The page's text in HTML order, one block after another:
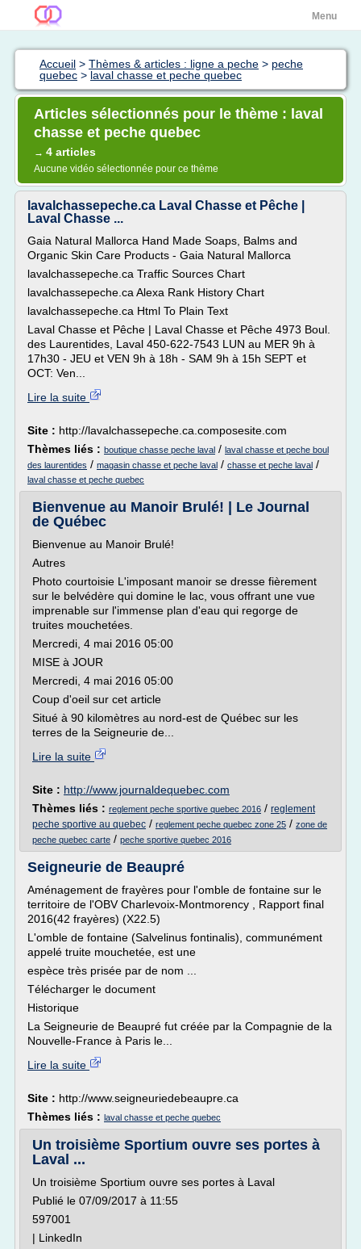
Menu
Accueil > Thèmes & articles : ligne a peche > peche
quebec > laval chasse et peche quebec
Articles sélectionnés pour le thème : laval
chasse et peche quebec
→ 4 articles
Aucune vidéo sélectionnée pour ce thème
lavalchassepeche.ca Laval Chasse et Pêche |
Laval Chasse ...
Gaia Natural Mallorca Hand Made Soaps, Balms and
Organic Skin Care Products - Gaia Natural Mallorca
lavalchassepeche.ca Traffic Sources Chart
lavalchassepeche.ca Alexa Rank History Chart
lavalchassepeche.ca Html To Plain Text
Laval Chasse et Pêche | Laval Chasse et Pêche 4973 Boul.
des Laurentides, Laval 450-622-7543 LUN au MER 9h à
17h30 - JEU et VEN 9h à 18h - SAM 9h à 15h SEPT et
OCT: Ven...
Lire la suite
Site : http://lavalchassepeche.ca.composesite.com
Thèmes liés : boutique chasse peche laval / laval chasse et peche boul
des laurentides / magasin chasse et peche laval / chasse et peche laval /
laval chasse et peche quebec
Bienvenue au Manoir Brulé! | Le Journal
de Québec
Bienvenue au Manoir Brulé!
Autres
Photo courtoisie L'imposant manoir se dresse fièrement
sur le belvédère qui domine le lac, vous offrant une vue
imprenable sur l'immense plan d'eau qui regorge de
truites mouchetées.
Mercredi, 4 mai 2016 05:00
MISE à JOUR
Mercredi, 4 mai 2016 05:00
Coup d'oeil sur cet article
Situé à 90 kilomètres au nord-est de Québec sur les
terres de la Seigneurie de...
Lire la suite
Site : http://www.journaldequebec.com
Thèmes liés : reglement peche sportive quebec 2016 / reglement
peche sportive au quebec / reglement peche quebec zone 25 / zone de
peche quebec carte / peche sportive quebec 2016
Seigneurie de Beaupré
Aménagement de frayères pour l'omble de fontaine sur le
territoire de l'OBV Charlevoix-Montmorency , Rapport final
2016(42 frayères) (X22.5)
L'omble de fontaine (Salvelinus fontinalis), communément
appelé truite mouchetée, est une
espèce très prisée par de nom ...
Télécharger le document
Historique
La Seigneurie de Beaupré fut créée par la Compagnie de la
Nouvelle-France à Paris le...
Lire la suite
Site : http://www.seigneuriedebeaupre.ca
Thèmes liés : laval chasse et peche quebec
Un troisième Sportium ouvre ses portes à
Laval ...
Un troisième Sportium ouvre ses portes à Laval
Publié le 07/09/2017 à 11:55
597001
| LinkedIn